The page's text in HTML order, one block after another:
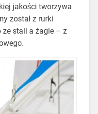
jakości tworzywa
został z rurki
stali a żagle – z